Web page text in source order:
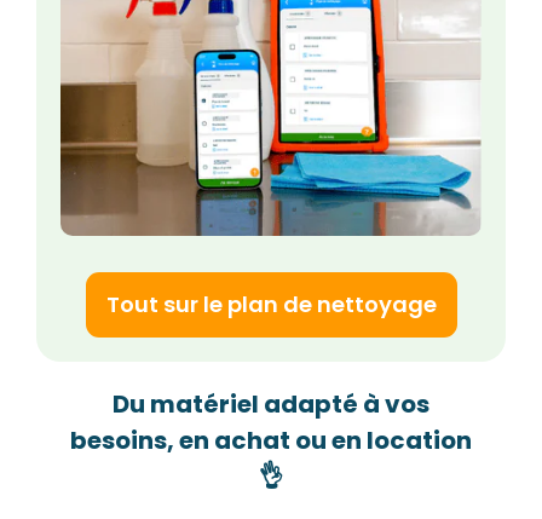
Tout sur le plan de nettoyage
Du matériel adapté à vos
besoins, en achat ou en location
👌